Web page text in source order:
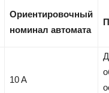
Ориентировочный
номинал автомата
10 A